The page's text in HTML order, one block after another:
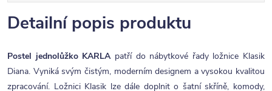
Detailní popis produktu
Postel jednolůžko KARLApatří do nábytkové řady ložnice Klasik
Diana. Vyniká svým čistým, moderním designem a vysokou kvalitou
zpracování. Ložnici Klasik lze dále doplnit o šatní skříně, komody,